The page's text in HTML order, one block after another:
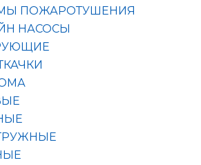
ПОЖАРОТУШЕНИЯ
НАСОСЫ